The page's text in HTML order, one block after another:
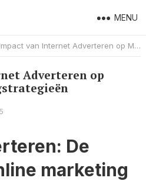
MENU
van Internet Adverteren op Moderne Marketingstrategieën
Adverteren op
De
marketing